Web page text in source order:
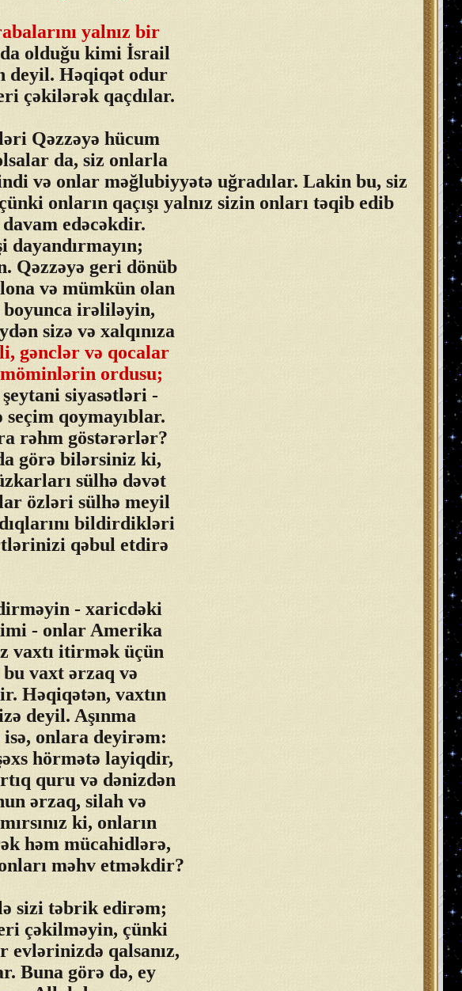
yalnız bir
olduğu kimi İsrail
deyil. Həqiqət odur
çəkilərək qaçdılar.
Qəzzəyə hücum
da, siz onlarla
və onlar məğlubiyyətə uğradılar. Lakin bu, siz
onların qaçışı yalnız sizin onları təqib edib
edəcəkdir.
Qəzzəyə geri dönüb
və mümkün olan
boyunca irəliləyin,
sizə və xalqınıza
gənclər və qocalar
möminlərin ordusu;
siyasətləri -
qoymayıblar.
rəhm göstərərlər?
görə bilərsiniz ki,
sülhə dəvət
özləri sülhə meyil
bildirdikləri
qəbul etdirə
- xaricdəki
- onlar Amerika
vaxtı itirmək üçün
vaxt ərzaq və
Həqiqətən, vaxtın
deyil. Aşınma
onlara deyirəm:
hörmətə layiqdir,
quru və dənizdən
ərzaq, silah və
ki, onların
həm mücahidlərə,
məhv etməkdir?
sizi təbrik edirəm;
çəkilməyin, çünki
qalsanız,
Buna görə də, ey